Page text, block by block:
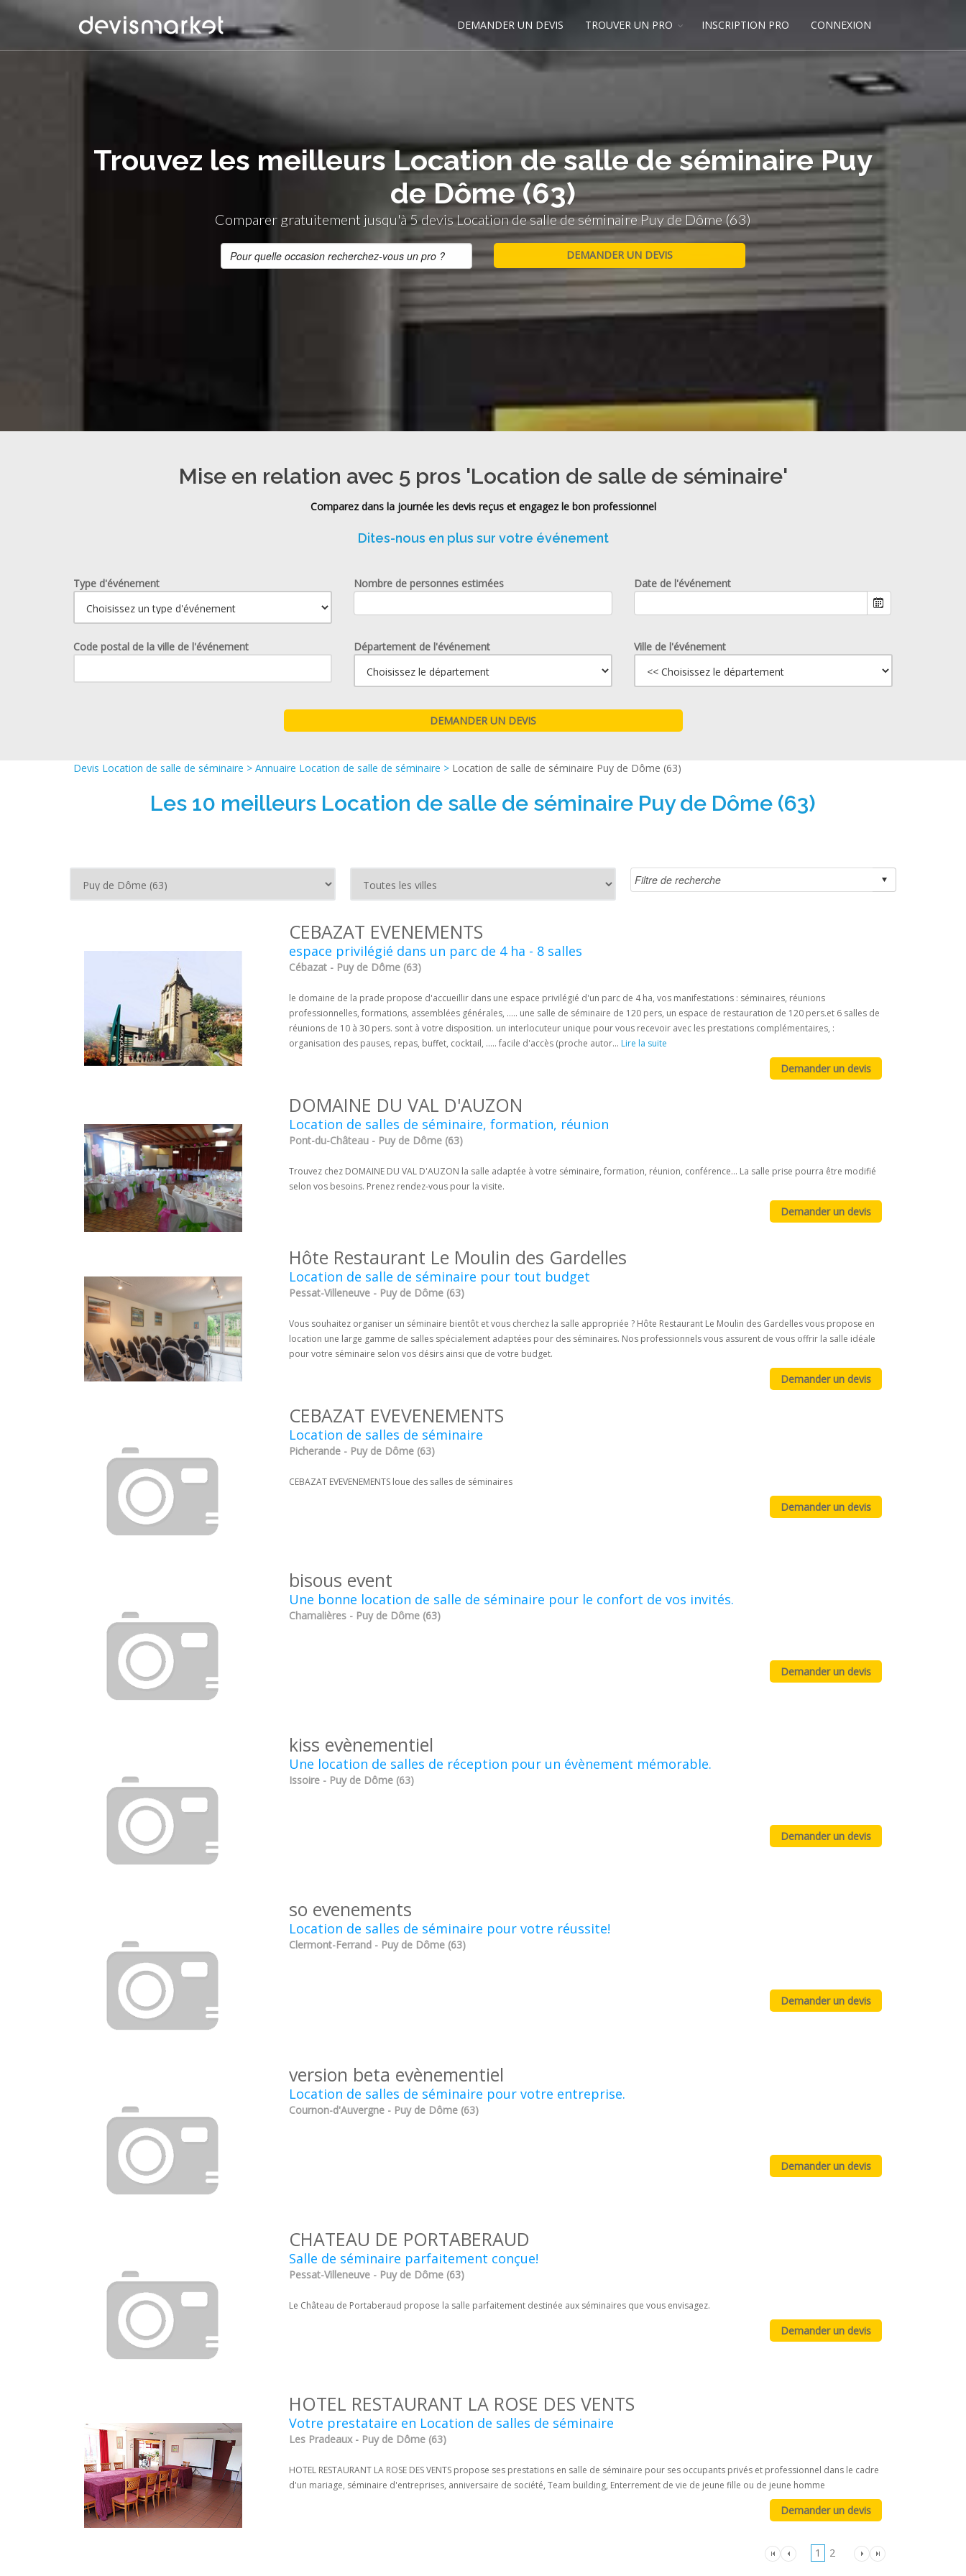
DEMANDER UN DEVIS TROUVER UN PRO INSCRIPTION PRO CONNEXION
Trouvez les meilleurs Location de salle de séminaire Puy
de Dôme (63)
Comparer gratuitement jusqu'à 5 devis Location de salle de séminaire Puy de Dôme (63)
Mise en relation avec 5 pros 'Location de salle de séminaire'
Comparez dans la journée les devis reçus et engagez le bon professionnel
Dites-nous en plus sur votre événement
Type d'événement Nombre de personnes estimées
Date de l'événement
Code postal de la ville de l'événement Département de l'événement Ville de l'événement
Devis Location de salle de séminaire > Annuaire Location de salle de séminaire > Location de salle de séminaire Puy de Dôme (63)
Les 10 meilleurs Location de salle de séminaire Puy de Dôme (63)
CEBAZAT EVENEMENTS
espace privilégié dans un parc de 4 ha - 8 salles
Cébazat - Puy de Dôme (63)
le domaine de la prade propose d'accueillir dans une espace privilégié d'un parc de 4 ha, vos manifestations : séminaires, réunions
professionnelles, formations, assemblées générales, ..... une salle de séminaire de 120 pers, un espace de restauration de 120 pers.et 6 salles de
réunions de 10 à 30 pers. sont à votre disposition. un interlocuteur unique pour vous recevoir avec les prestations complémentaires, :
organisation des pauses, repas, buffet, cocktail, ..... facile d'accès (proche autor... Lire la suite
DOMAINE DU VAL D'AUZON
Location de salles de séminaire, formation, réunion
Pont-du-Château - Puy de Dôme (63)
Trouvez chez DOMAINE DU VAL D'AUZON la salle adaptée à votre séminaire, formation, réunion, conférence... La salle prise pourra être modifié
selon vos besoins. Prenez rendez-vous pour la visite.
Hôte Restaurant Le Moulin des Gardelles
Location de salle de séminaire pour tout budget
Pessat-Villeneuve - Puy de Dôme (63)
Vous souhaitez organiser un séminaire bientôt et vous cherchez la salle appropriée ? Hôte Restaurant Le Moulin des Gardelles vous propose en
location une large gamme de salles spécialement adaptées pour des séminaires. Nos professionnels vous assurent de vous offrir la salle idéale
pour votre séminaire selon vos désirs ainsi que de votre budget.
CEBAZAT EVEVENEMENTS
Location de salles de séminaire
Picherande - Puy de Dôme (63)
CEBAZAT EVEVENEMENTS loue des salles de séminaires
bisous event
Une bonne location de salle de séminaire pour le confort de vos invités.
Chamalières - Puy de Dôme (63)
kiss evènementiel
Une location de salles de réception pour un évènement mémorable.
Issoire - Puy de Dôme (63)
so evenements
Location de salles de séminaire pour votre réussite!
Clermont-Ferrand - Puy de Dôme (63)
version beta evènementiel
Location de salles de séminaire pour votre entreprise.
Cournon-d'Auvergne - Puy de Dôme (63)
CHATEAU DE PORTABERAUD
Salle de séminaire parfaitement conçue!
Pessat-Villeneuve - Puy de Dôme (63)
Le Château de Portaberaud propose la salle parfaitement destinée aux séminaires que vous envisagez.
HOTEL RESTAURANT LA ROSE DES VENTS
Votre prestataire en Location de salles de séminaire
Les Pradeaux - Puy de Dôme (63)
HOTEL RESTAURANT LA ROSE DES VENTS propose ses prestations en salle de séminaire pour ses occupants privés et professionnel dans le cadre
d'un mariage, séminaire d'entreprises, anniversaire de société, Team building, Enterrement de vie de jeune fille ou de jeune homme
1 2